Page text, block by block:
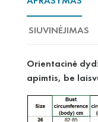
SIUVINĖJIMAS
Orientacinė
apimtis, be